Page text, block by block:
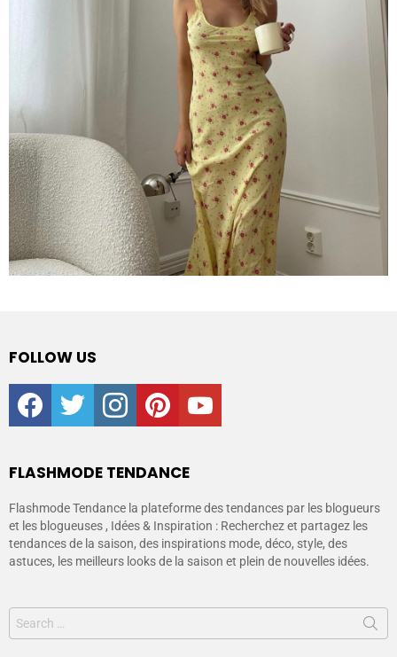
FOLLOW US
facebooktwitter instagrampinterestyoutube
FLASHMODE TENDANCE
Flashmode Tendance la plateforme des tendances par les blogueurs
et les blogueuses , Idées & Inspiration : Recherchez et partagez les
tendances de la saison, des inspirations mode, déco, style, des
astuces, les meilleurs looks de la saison et plein de nouvelles idées.